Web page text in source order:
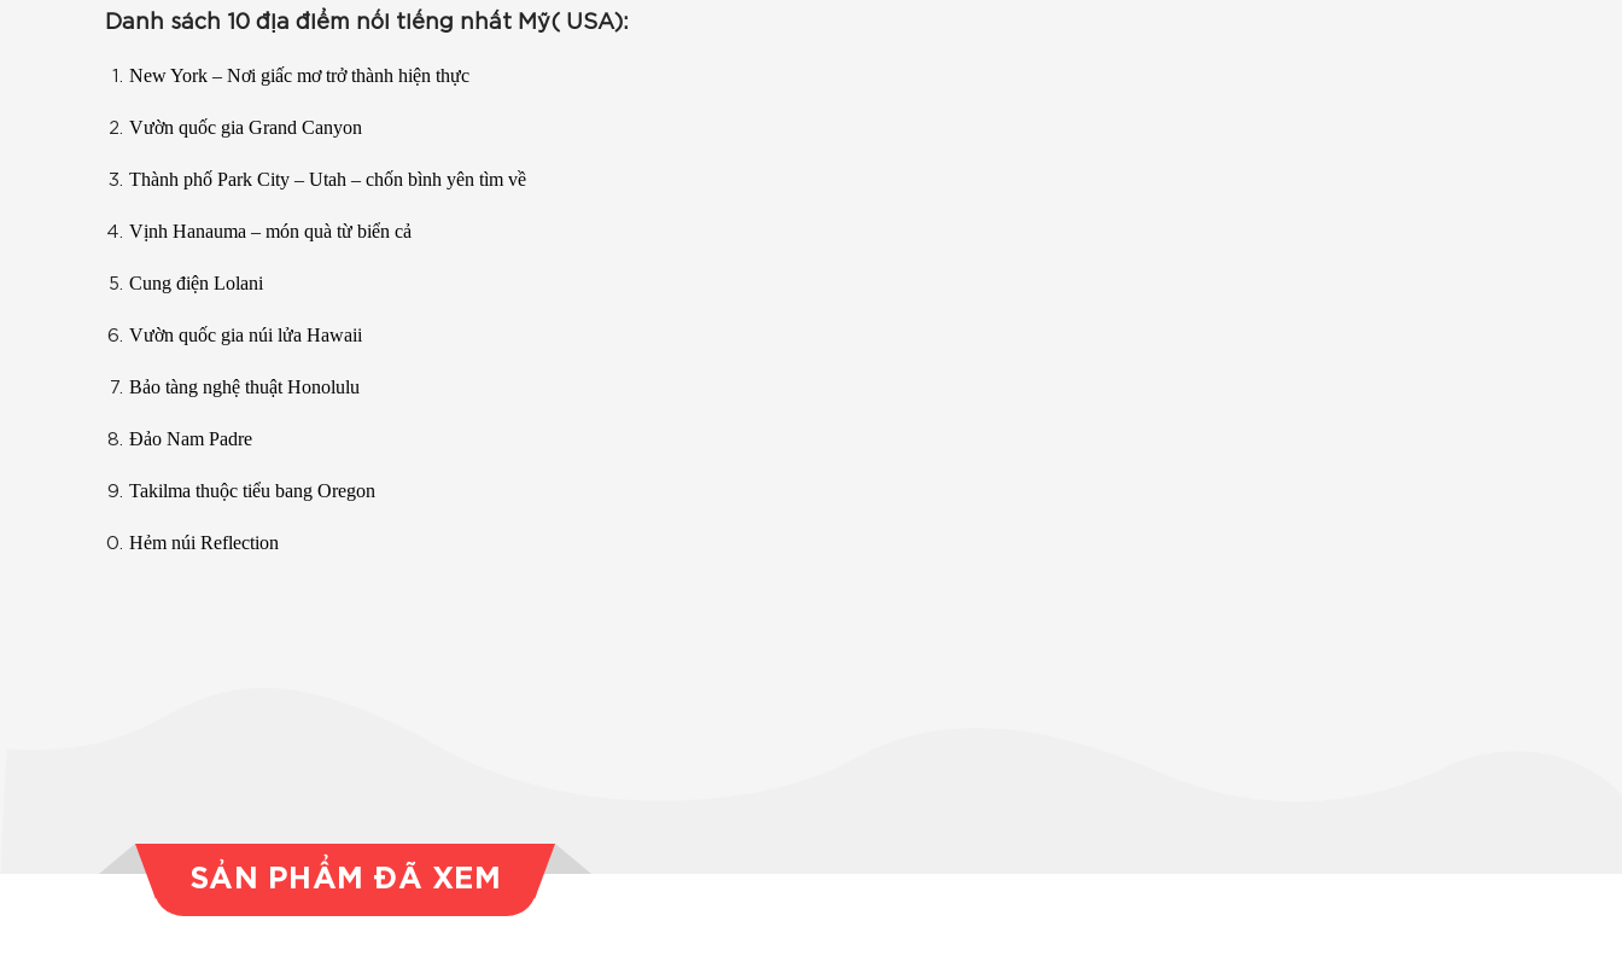
Danh sách 10 địa điểm nối tiếng nhất Mỹ( USA):
New York – Nơi giấc mơ trở thành hiện thực
Vườn quốc gia Grand Canyon
Thành phố Park City – Utah – chốn bình yên tìm về
Vịnh Hanauma – món quà từ biển cả
Cung điện Lolani
Vườn quốc gia núi lửa Hawaii
Bảo tàng nghệ thuật Honolulu
Đảo Nam Padre
Takilma thuộc tiểu bang Oregon
Hẻm núi Reflection
SẢN PHẨM ĐÃ XEM